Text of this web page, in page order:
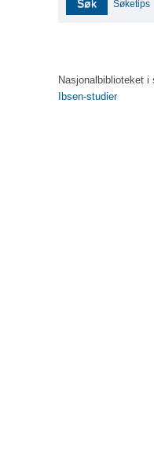
Søk Søketips
Nasjonalbiblioteket i
Ibsen-studier